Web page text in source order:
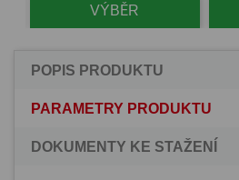
VÝBĚR
POPIS PRODUKTU
PARAMETRY PRODUKTU
DOKUMENTY KE STAŽENÍ